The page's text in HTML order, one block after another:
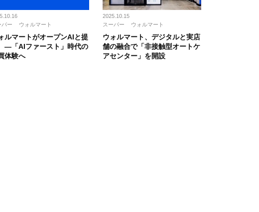
パー
ウォルマート
ルマートがオープンAIと提
「AIファースト」時代の
体験へ
2025.10.15
スーパー
ウォルマート
ウォルマート、デジタルと実店
舗の融合で「非接触型オートケ
アセンター」を開設